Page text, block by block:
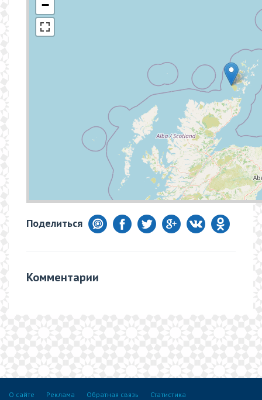
−
Поделиться
Комментарии
О сайте Реклама Обратная связь
Статистика